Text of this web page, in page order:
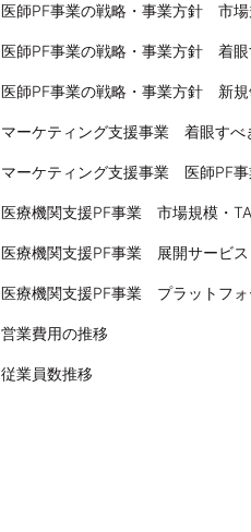
マーケティング支援事業 着眼すべ
医療機関支援PF事業 市場規模・
医療機関支援PF事業 展開サービス
営業費用の推移
従業員数推移